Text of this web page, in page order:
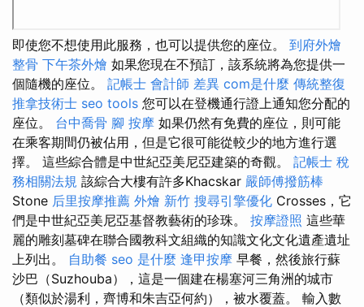
即使您不想使用此服務，也可以提供您的座位。 到府外燴
整骨 下午茶外燴 如果您現在不預訂，該系統將為您提供一
個隨機的座位。 記帳士 會計師 差異 com是什麼 傳統整復
推拿技術士 seo tools 您可以在登機通行證上通知您分配的
座位。 台中喬骨 腳 按摩 如果仍然有免費的座位，則可能
在乘客期間仍被佔用，但是它很可能從較少的地方進行選
擇。 這些綜合體是中世紀亞美尼亞建築的奇觀。 記帳士 稅
務相關法規 該綜合大樓有許多Khacskar 嚴師傅撥筋棒
Stone 后里按摩推薦 外燴 新竹 搜尋引擎優化 Crosses，它
們是中世紀亞美尼亞基督教藝術的珍珠。 按摩證照 這些華
麗的雕刻墓碑在聯合國教科文組織的知識文化文化遺產遺址
上列出。 自助餐 seo 是什麼 逢甲按摩 早餐，然後旅行蘇
沙巴（Suzhouba），這是一個建在楊塞河三角洲的城市
（類似於湯利，齊博和朱吉亞何約），被水覆蓋。 輸入數